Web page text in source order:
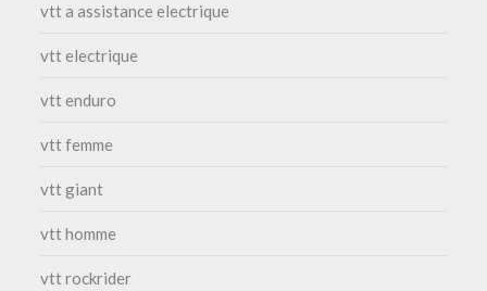
vtt a assistance electrique
vtt electrique
vtt enduro
vtt femme
vtt giant
vtt homme
vtt rockrider